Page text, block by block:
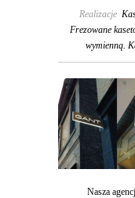
Realizacje
Frezowane
wymienną.
Nasza